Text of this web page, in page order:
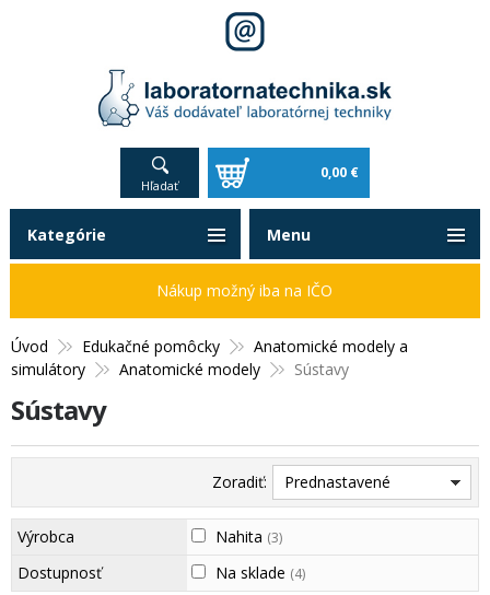
Hľadať
0,00 €
Úvod Edukačné pomôcky
Anatomické modely a
simulátory
Anatomické modely Sústavy
Sústavy
Zoradiť: Prednastavené
Výrobca Nahita (3)
Dostupnosť Na sklade (4)
Kategórie
Nákup možný iba na IČO
Menu